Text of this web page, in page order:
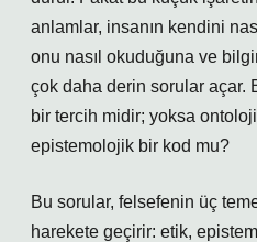
anlamlar, insanın kendini
onu nasıl okuduğuna ve
çok daha derin sorular açar.
bir tercih midir; yoksa
epistemolojik bir kod mu?
Bu sorular, felsefenin üç
harekete geçirir: etik,